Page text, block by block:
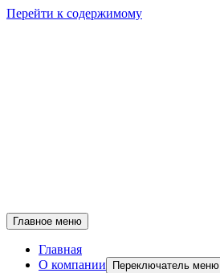
Перейти к содержимому
Главное меню
Главная
О компании
Переключатель меню